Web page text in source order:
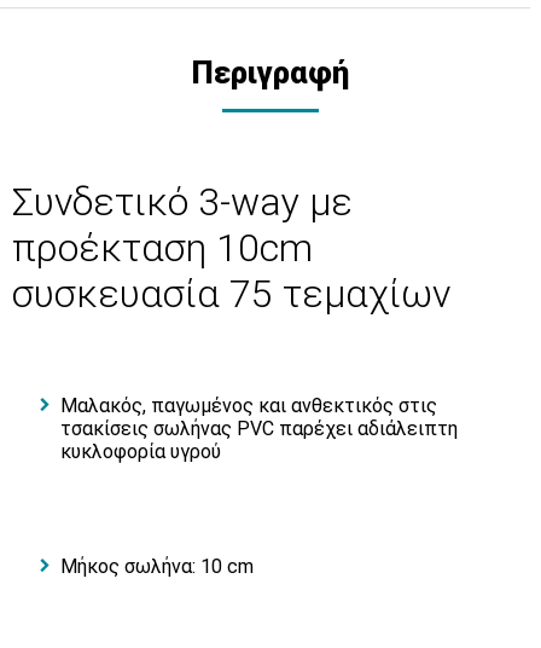
Περιγραφή
Συνδετικό 3-way με
προέκταση 10cm
συσκευασία 75 τεμαχίων
Μαλακός, παγωμένος και ανθεκτικός στις
τσακίσεις σωλήνας PVC παρέχει αδιάλειπτη
κυκλοφορία υγρού
Μήκος σωλήνα: 10 cm